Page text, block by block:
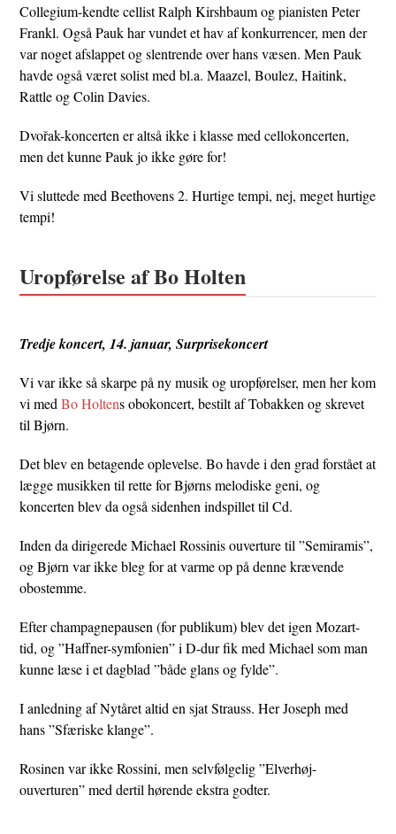
Collegium-kendte cellist Ralph Kirshbaum og pianisten Peter
Frankl. Også Pauk har vundet et hav af konkurrencer, men der
var noget afslappet og slentrende over hans væsen. Men Pauk
havde også været solist med bl.a. Maazel, Boulez, Haitink,
Rattle og Colin Davies.
Dvořak-koncerten er altså ikke i klasse med cellokoncerten,
men det kunne Pauk jo ikke gøre for!
Vi sluttede med Beethovens 2. Hurtige tempi, nej, meget hurtige
tempi!
Uropførelse af Bo Holten
Tredje koncert, 14. januar, Surprisekoncert
Vi var ikke så skarpe på ny musik og uropførelser, men her kom
vi medBo Holtens obokoncert, bestilt af Tobakken og skrevet
til Bjørn.
Det blev en betagende oplevelse. Bo havde i den grad forstået at
lægge musikken til rette for Bjørns melodiske geni, og
koncerten blev da også sidenhen indspillet til Cd.
Inden da dirigerede Michael Rossinis ouverture til ”Semiramis”,
og Bjørn var ikke bleg for at varme op på denne krævende
obostemme.
Efter champagnepausen (for publikum) blev det igen Mozart-
tid, og ”Haffner-symfonien” i D-dur fik med Michael som man
kunne læse i et dagblad ”både glans og fylde”.
I anledning af Nytåret altid en sjat Strauss. Her Joseph med
hans ”Sfæriske klange”.
Rosinen var ikke Rossini, men selvfølgelig ”Elverhøj-
ouverturen” med dertil hørende ekstra godter.